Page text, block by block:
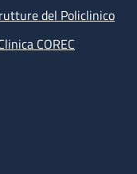
del Policlinico
COREC